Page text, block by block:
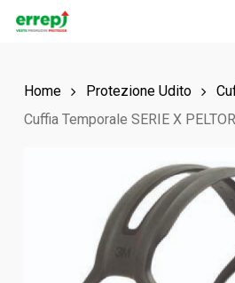
Skip
contentHome Protezione Udito
Cuffia Temporale SERIE X